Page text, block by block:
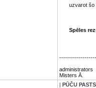
uzvarot šo
Spēles
administrators
Misters Ā.
| PŪČU PASTS